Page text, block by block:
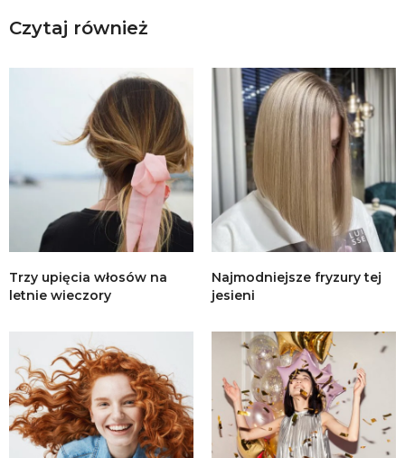
Czytaj również
Trzy upięcia włosów na
letnie wieczory
Najmodniejsze fryzury tej
jesieni